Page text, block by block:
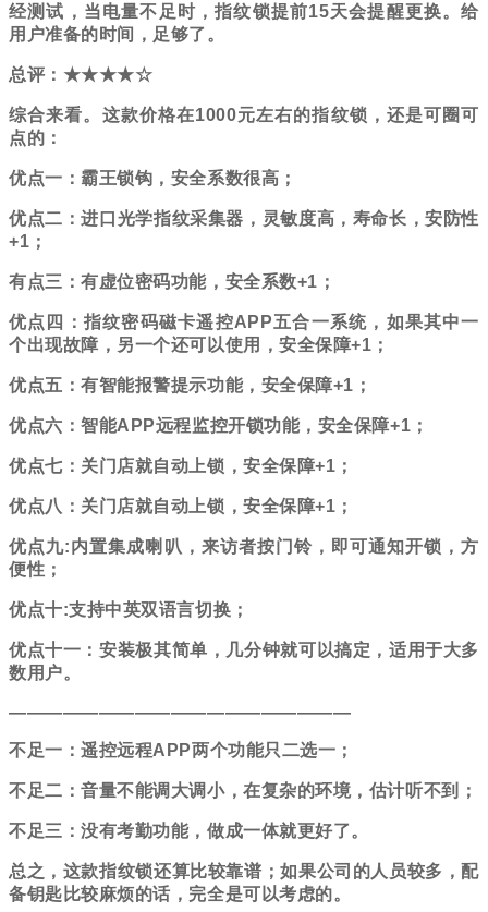
经测试，当电量不足时，指纹锁提前15天会提醒更换。给
用户准备的时间，足够了。
总评： ★★★★☆
综合来看。这款价格在1000元左右的指纹锁，还是可圈可
点的：
优点一：霸王锁钩，安全系数很高；
优点二：进口光学指纹采集器，灵敏度高，寿命长 ，安防性
+1；
有点三：有虚位密码功能，安全系数+1；
优点四：指纹密码磁卡遥控APP五合一系统，如果其中一
个出现故障，另一个还可以使用，安全保障+1；
优点五：有智能报警提示功能，安全保障+1；
优点六：智能APP远程监控开锁功能， 安全保障+1；
优点七：关门店就自动上锁，安全保障+1；
优点八：关门店就自动上锁，安全保障+1；
优点九:内置集成喇叭，来访者按门铃，即可通知开锁，方
便性；
优点十:支持中英双语言切换；
优点十一：安装极其简单，几分钟就可以搞定，适用于大多
数用户。
———————————————————
不足一：遥控远程APP两个功能只二选一 ；
不足二：音量不能调大调小，在复杂的环境，估计听不到；
不足三：没有考勤功能，做成一体就更好了。
总之，这款指纹锁还算比较靠谱；如果公司的人员较多，配
备钥匙比较麻烦的话，完全是可以考虑的。